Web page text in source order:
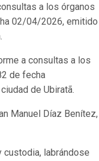
a los órganos
02/04/2026, emitido
a consultas a los
de fecha
de Ubiratã.
Manuel Díaz Benítez,
labrándose